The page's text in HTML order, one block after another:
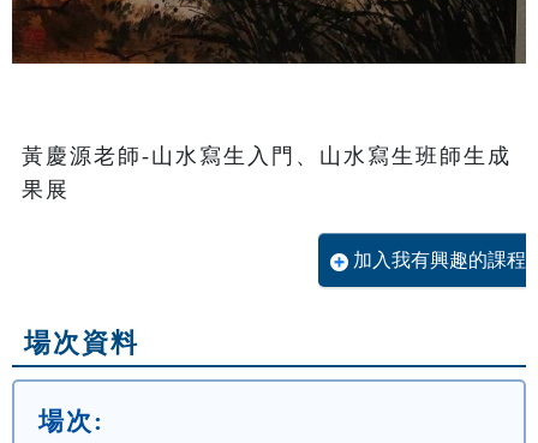
黃慶源老師-山水寫生入門、山水寫生班師生成
果展
加入我有興趣的課程
場次資料
場次: